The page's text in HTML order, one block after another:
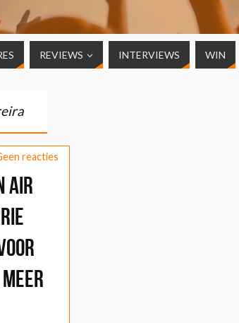
REVIEWS INTERVIEWS WIN
reacties
Air